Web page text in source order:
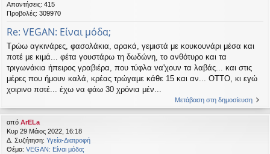
Απαντήσεις: 415
Προβολές: 309970
Re: VEGAN: Είναι μόδα;
Τρώω αγκινάρες, φασολάκια, αρακά, γεμιστά με κουκουνάρι μέσα και
ποτέ με κιμά... φέτα γουστάρω τη δωδώνη, το ανθότυρο και τα
τριγωνάκια ήπειρος γραβιέρα, που τύφλα να'χουν τα λαβάς... και στις
μέρες που ήμουν καλά, κρέας τρώγαμε κάθε 15 και αν... ΟΤΤΟ, κι εγώ
χοιρινο ποτέ... έχω να φάω 30 χρόνια μέν...
Μετάβαση στη δημοσίευση
από ArELa
Κυρ 29 Μάιος 2022, 16:18
Δ. Συζήτηση: Υγεία-Διατροφή
Θέμα: VEGAN: Είναι μόδα;